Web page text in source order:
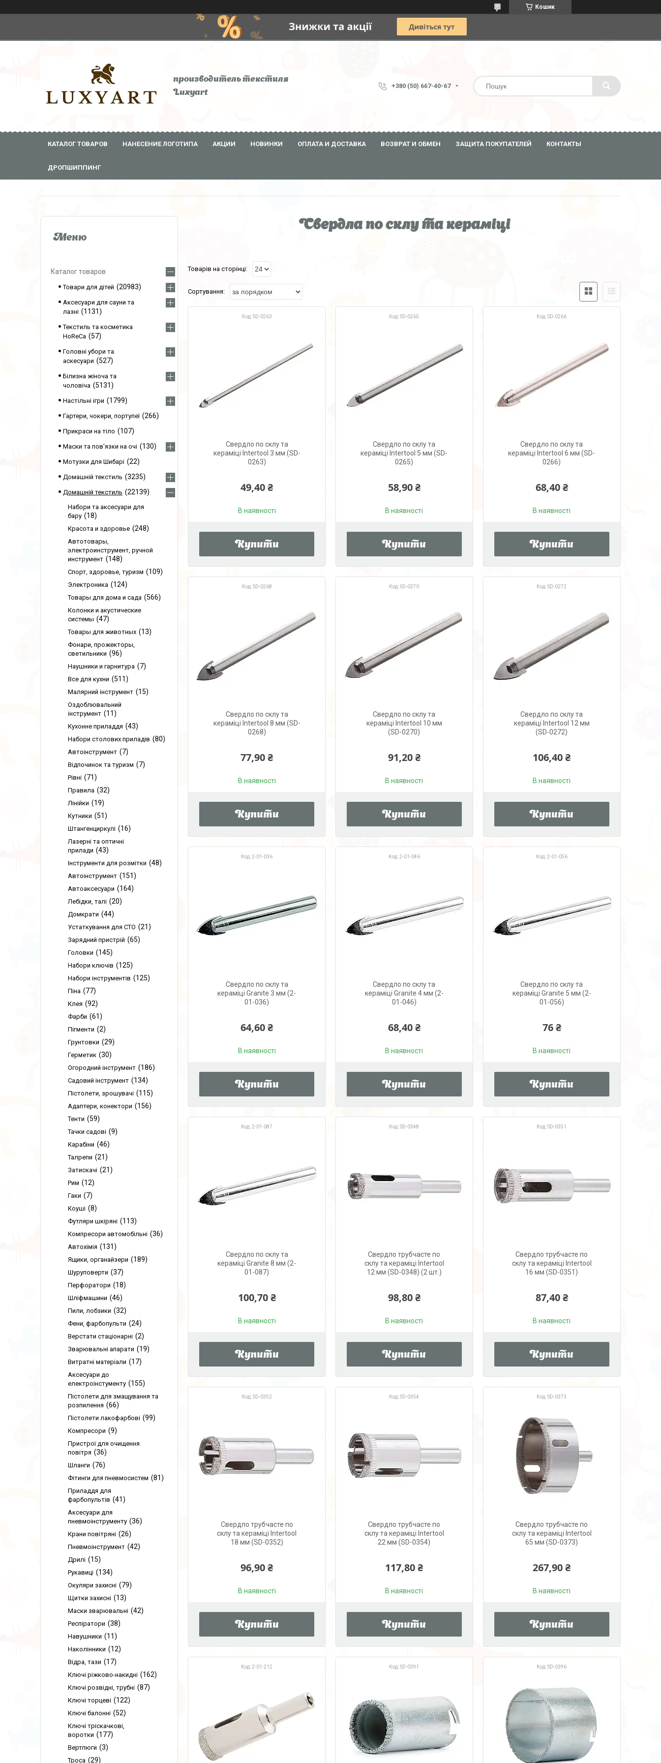
Кошик
производитель текстиля
Luxyart
+380 (50) 667-40-67
КАТАЛОГ ТОВАРОВ НАНЕСЕНИЕ ЛОГОТИПА АКЦИИ НОВИНКИ ОПЛАТА И ДОСТАВКА ВОЗВРАТ И ОБМЕН ЗАЩИТА ПОКУПАТЕЛЕЙ КОНТАКТЫ
ДРОПШИППИНГ
Свердла по склу та кераміці
SD-0263
Свердло по склу та
кераміці Intertool 3 мм (SD-
0263)
49,40 ₴
В наявності
Купити
SD-0265
Свердло по склу та
кераміці Intertool 5 мм (SD-
0265)
58,90 ₴
В наявності
Купити
SD-0266
Свердло по склу та
кераміці Intertool 6 мм (SD-
0266)
68,40 ₴
В наявності
Купити
SD-0268
Свердло по склу та
кераміці Intertool 8 мм (SD-
0268)
77,90 ₴
В наявності
Купити
SD-0270
Свердло по склу та
кераміці Intertool 10 мм
(SD-0270)
91,20 ₴
В наявності
Купити
SD-0272
Свердло по склу та
кераміці Intertool 12 мм
(SD-0272)
106,40 ₴
В наявності
Купити
2-01-036
Свердло по склу та
кераміці Granite 3 мм (2-
01-036)
64,60 ₴
В наявності
Купити
2-01-046
Свердло по склу та
кераміці Granite 4 мм (2-
01-046)
68,40 ₴
В наявності
Купити
2-01-056
Свердло по склу та
кераміці Granite 5 мм (2-
01-056)
76 ₴
В наявності
Купити
2-01-087
Свердло по склу та
кераміці Granite 8 мм (2-
01-087)
100,70 ₴
В наявності
Купити
SD-0348
Свердло трубчасте по
склу та кераміці Intertool
12 мм (SD-0348) (2 шт.)
98,80 ₴
В наявності
Купити
SD-0351
Свердло трубчасте по
склу та кераміці Intertool
16 мм (SD-0351)
87,40 ₴
В наявності
Купити
SD-0352
Свердло трубчасте по
склу та кераміці Intertool
18 мм (SD-0352)
96,90 ₴
В наявності
Купити
SD-0354
Свердло трубчасте по
склу та кераміці Intertool
22 мм (SD-0354)
117,80 ₴
В наявності
Купити
SD-0373
Свердло трубчасте по
склу та кераміці Intertool
65 мм (SD-0373)
267,90 ₴
В наявності
Купити
2-01-212 SD-0391 SD-0396
Каталог товаров
Товари для дітей 20983
Аксесуари для сауни та
лазні
1131
Текстиль та косметика
HoReCa
57
Головні убори та
аскесуари
527
Білизна жіноча та
чоловіча
5131
Настільні ігри 1799
Гартери, чокери, портупеї 266
Прикраси на тіло 107
Маски та пов'язки на очі 130
Мотузки для Шибарі 22
Домашній текстиль 3235
Домашній текстиль 22139
Набори та аксесуари для
бару
18
Красота и здоровье 248
Автотовары,
электроинструмент, ручной
инструмент
148
Спорт, здоровье, туризм 109
Электроника 124
Товары для дома и сада 566
Колонки и акустические
системы
47
Товары для животных 13
Фонари, прожекторы,
светильники
96
Наушники и гарнитура 7
Все для кухни 511
Малярний інструмент 15
Оздоблювальний
інструмент
11
Кухонне приладдя 43
Набори столових приладів 80
Автоінструмент 7
Відпочинок та туризм 7
Рівні 71
Правила 32
Лінійки 19
Кутники 51
Штангенциркулі 16
Лазерні та оптичні
прилади
43
Інструменти для розмітки 48
Автоінструмент 151
Автоаксесуари 164
Лебідки, талі 20
Домкрати 44
Устаткування для СТО 21
Зарядний пристрій 65
Головки 145
Набори ключів 125
Набори інструментів 125
Піна 77
Клея 92
Фарби 61
Пігменти 2
Грунтовки 29
Герметик 30
Огородний інструмент 186
Садовий інструмент 134
Пістолети, зрошувачі 115
Адаптери, конектори 156
Тенти 59
Тачки садові 9
Карабіни 46
Талрепи 21
Затискачі 21
Рим 12
Гаки 7
Коуші 8
Футляри шкіряні 113
Компресори автомобільні 36
Автохімія 131
Ящики, органайзери 189
Шуруповерти 37
Перфоратори 18
Шліфмашини 46
Пили, лобзики 32
Фени, фарбопульти 24
Верстати стаціонарні 2
Зварювальні апарати 19
Витратні матеріали 17
Аксесуари до
електроінстументу
155
Пістолети для змащування та
розпилення
66
Пістолети лакофарбові 99
Компресори 9
Пристрої для очищення
повітря
36
Шланги 76
Фітинги для пневмосистем 81
Приладдя для
фарбопультів
41
Аксесуари для
пневмоінструменту
36
Крани повітряні 26
Пневмоінструмент 42
Дрилі 15
Рукавиці 134
Окуляри захисні 79
Щитки захисні 13
Маски зварювальні 42
Респіратори 38
Навушники 11
Наколінники 12
Відра, тази 17
Ключі ріжково-накидні 162
Ключі розвідні, трубні 87
Ключі торцеві 122
Ключі балонні 52
Ключі тріскачкові,
воротки
177
Вертлюги 3
Троса 29